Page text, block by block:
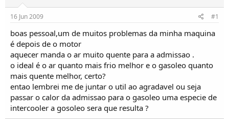
d
o
r
d
e
T
ó
p
i
c
o
s
c
i
o
16 Jun 2009 #1
boas pessoal,um de muitos problemas da minha maquina
é depois de o motor
aquecer manda o ar muito quente para a admissao .
o ideal é o ar quanto mais frio melhor e o gasoleo quanto
mais quente melhor, certo?
entao lembrei me de juntar o util ao agradavel ou seja
passar o calor da admissao para o gasoleo uma especie de
intercooler a gosoleo sera que resulta ?